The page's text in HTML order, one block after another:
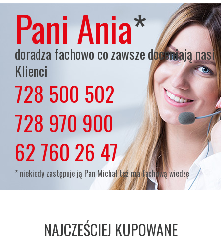
Pani Ania*
doradza fachowo co zawsze doceniają nasi
Klienci
728 500 502
lub
728 970 900
lub
62 760 26 47
* niekiedy zastępuje ją Pan Michał też ma fachową wiedzę
NAJCZĘŚCIEJ KUPOWANE